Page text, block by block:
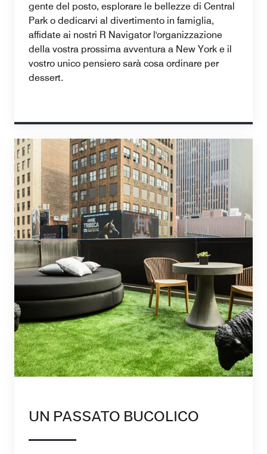
gente del posto, esplorare le bellezze di Central
Park o dedicarvi al divertimento in famiglia,
affidate ai nostri R Navigator l'organizzazione
della vostra prossima avventura a New York e il
vostro unico pensiero sarà cosa ordinare per
dessert.
UN PASSATO BUCOLICO